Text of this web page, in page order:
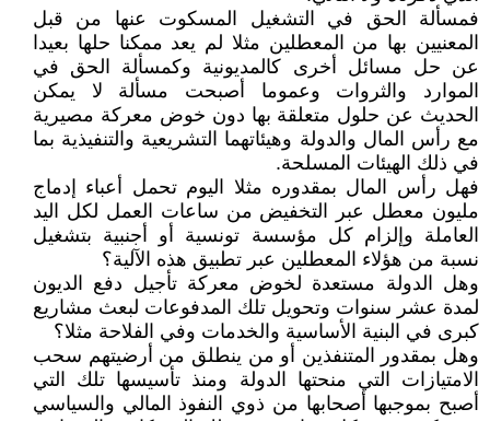
فمسألة الحق في التشغيل المسكوت عنها من قبل
المعنيين بها من المعطلين مثلا لم يعد ممكنا حلها بعيدا
عن حل مسائل أخرى كالمديونية وكمسألة الحق في
الموارد والثروات وعموما أصبحت مسألة لا يمكن
الحديث عن حلول متعلقة بها دون خوض معركة مصيرية
مع رأس المال والدولة وهيئاتهما التشريعية والتنفيذية بما
في ذلك الهيئات المسلحة.
فهل رأس المال بمقدوره مثلا اليوم تحمل أعباء إدماج
مليون معطل عبر التخفيض من ساعات العمل لكل اليد
العاملة وإلزام كل مؤسسة تونسية أو أجنبية بتشغيل
نسبة من هؤلاء المعطلين عبر تطبيق هذه الآلية؟
وهل الدولة مستعدة لخوض معركة تأجيل دفع الديون
لمدة عشر سنوات وتحويل تلك المدفوعات لبعث مشاريع
كبرى في البنية الأساسية والخدمات وفي الفلاحة مثلا؟
وهل بمقدور المتنفذين أو من ينطلق من أرضيتهم سحب
الامتيازات التي منحتها الدولة ومنذ تأسيسها تلك التي
أصبح بموجبها أصحابها من ذوي النفوذ المالي والسياسي